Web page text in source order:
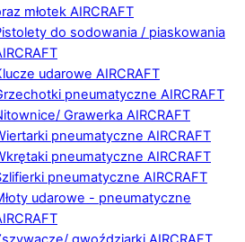
młotek AIRCRAFT
do sodowania / piaskowania
udarowe AIRCRAFT
pneumatyczne AIRCRAFT
Grawerka AIRCRAFT
pneumatyczne AIRCRAFT
pneumatyczne AIRCRAFT
pneumatyczne AIRCRAFT
udarowe - pneumatyczne